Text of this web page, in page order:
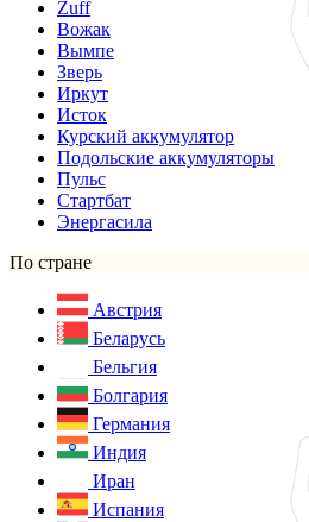
Zuff
Вожак
Вымпе
Зверь
Иркут
Исток
Курский аккумулятор
Подольские аккумуляторы
Пульс
Стартбат
Энергасила
По стране
Австрия
Беларусь
Бельгия
Болгария
Германия
Индия
Иран
Испания